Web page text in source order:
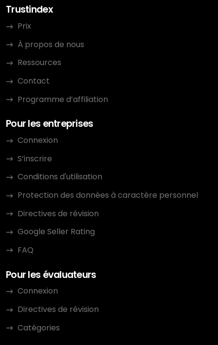
Trustindex
Prix
À propos de nous
Ressources
Contact
Programme d’affiliation
Pour les entreprises
Connexion
S’inscrire
Conditions d'utilisation
Protection des données à caractère personnel
Directives de révision
Google Seller Rating
FAQ
Pour les évaluateurs
Connexion
Directives de révision
Catégories